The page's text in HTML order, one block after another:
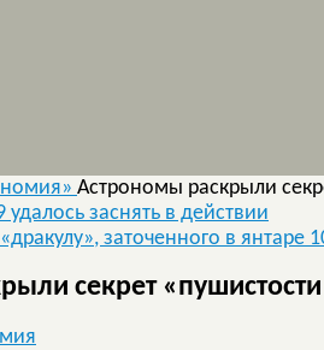
Астрономы раскрыли
удалось заснять в действии
заточенного в янтаре
секрет